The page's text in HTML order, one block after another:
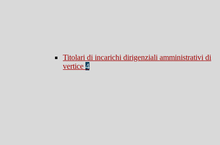
Titolari di incarichi dirigenziali amministrativi di
vertice 4